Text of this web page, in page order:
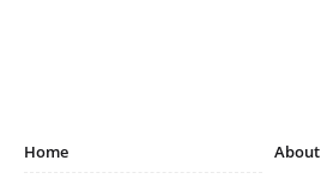
Home
About